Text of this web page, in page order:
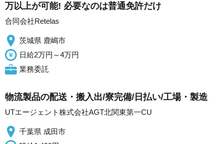
万以上が可能! 必要なのは普通免許だけ
合同会社Retelas
茨城県 鹿嶋市
日給2万円～4万円
業務委託
物流製品の配送・搬入出/寮完備/日払い/工場・製造
UTエージェント株式会社AGT北関東第一CU
千葉県 成田市